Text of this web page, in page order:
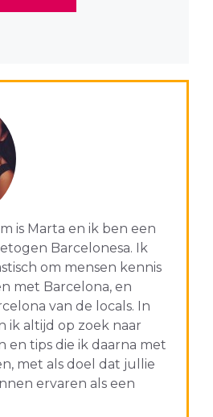
is Marta en ik ben een
Barcelonesa. Ik
om mensen kennis
met Barcelona, en
van de locals. In
ik altijd op zoek naar
en tips die ik daarna met
met als doel dat jullie
ervaren als een